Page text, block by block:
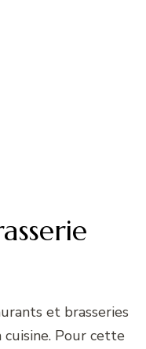
et brasseries
cuisine. Pour cette